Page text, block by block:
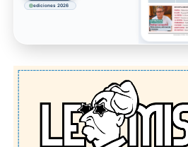
ediciones 2026